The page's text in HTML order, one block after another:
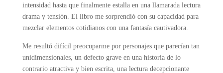
intensidad hasta que finalmente estalla en una llamarada lectura
drama y tensión. El libro me sorprendió con su capacidad para
mezclar elementos cotidianos con una fantasía cautivadora.
Me resultó difícil preocuparme por personajes que parecían tan
unidimensionales, un defecto grave en una historia de lo
contrario atractiva y bien escrita, una lectura decepcionante